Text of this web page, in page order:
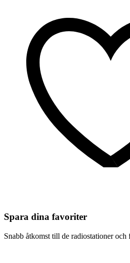
Spara dina favoriter
Snabb åtkomst till de radiostationer och